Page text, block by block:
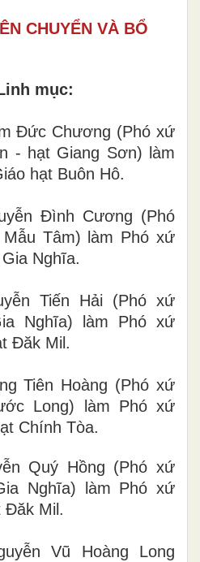
CHUYỂN VÀ BỔ
mục:
Đức Chương (Phó xứ
- hạt Giang Sơn) làm
hạt Buôn Hô.
Đình Cương (Phó
Tâm) làm Phó xứ
Nghĩa.
Tiến Hải (Phó xứ
Nghĩa) làm Phó xứ
Đăk Mil.
Tiên Hoàng (Phó xứ
Long) làm Phó xứ
Chính Tòa.
Quý Hồng (Phó xứ
Nghĩa) làm Phó xứ
Đăk Mil.
Vũ Hoàng Long